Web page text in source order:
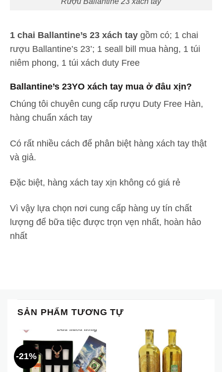
1 chai Ballantine’s 23 xách tay gồm có; 1 chai
rượu Ballantine’s 23’; 1 seall bill mua hàng, 1 túi
niêm phong, 1 túi xách duty Free
Ballantine’s 23YO xách tay mua ở đâu xịn?
Chúng tôi chuyên cung cấp rượu Duty Free Hàn,
hàng chuẩn xách tay
Có rất nhiều cách để phân biệt hàng xách tay thật
và giả.
Đặc biệt, hàng xách tay xịn không có giá rẻ
Vì vậy lựa chọn nơi cung cấp hàng uy tín chất
lượng để bữa tiệc được trọn vẹn nhất, hoàn hảo
nhất
SẢN PHẨM TƯƠNG TỰ
-21%